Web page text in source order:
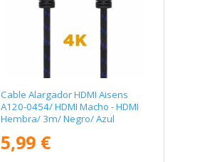
Cable Alargador HDMI Aisens
A120-0454/ HDMI Macho - HDMI
Hembra/ 3m/ Negro/ Azul
5,99 €